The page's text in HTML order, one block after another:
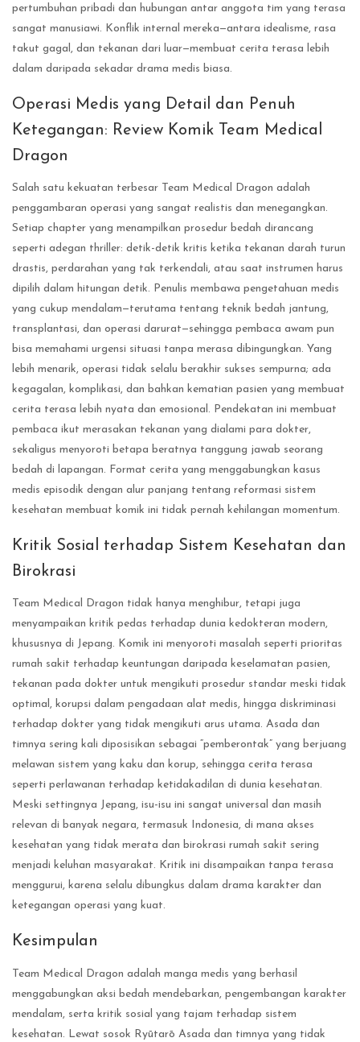
pertumbuhan pribadi dan hubungan antar anggota tim yang terasa
sangat manusiawi. Konflik internal mereka—antara idealisme, rasa
takut gagal, dan tekanan dari luar—membuat cerita terasa lebih
dalam daripada sekadar drama medis biasa.
Operasi Medis yang Detail dan Penuh
Ketegangan: Review Komik Team Medical
Dragon
Salah satu kekuatan terbesar Team Medical Dragon adalah
penggambaran operasi yang sangat realistis dan menegangkan.
Setiap chapter yang menampilkan prosedur bedah dirancang
seperti adegan thriller: detik-detik kritis ketika tekanan darah turun
drastis, perdarahan yang tak terkendali, atau saat instrumen harus
dipilih dalam hitungan detik. Penulis membawa pengetahuan medis
yang cukup mendalam—terutama tentang teknik bedah jantung,
transplantasi, dan operasi darurat—sehingga pembaca awam pun
bisa memahami urgensi situasi tanpa merasa dibingungkan. Yang
lebih menarik, operasi tidak selalu berakhir sukses sempurna; ada
kegagalan, komplikasi, dan bahkan kematian pasien yang membuat
cerita terasa lebih nyata dan emosional. Pendekatan ini membuat
pembaca ikut merasakan tekanan yang dialami para dokter,
sekaligus menyoroti betapa beratnya tanggung jawab seorang
bedah di lapangan. Format cerita yang menggabungkan kasus
medis episodik dengan alur panjang tentang reformasi sistem
kesehatan membuat komik ini tidak pernah kehilangan momentum.
Kritik Sosial terhadap Sistem Kesehatan dan
Birokrasi
Team Medical Dragon tidak hanya menghibur, tetapi juga
menyampaikan kritik pedas terhadap dunia kedokteran modern,
khususnya di Jepang. Komik ini menyoroti masalah seperti prioritas
rumah sakit terhadap keuntungan daripada keselamatan pasien,
tekanan pada dokter untuk mengikuti prosedur standar meski tidak
optimal, korupsi dalam pengadaan alat medis, hingga diskriminasi
terhadap dokter yang tidak mengikuti arus utama. Asada dan
timnya sering kali diposisikan sebagai “pemberontak” yang berjuang
melawan sistem yang kaku dan korup, sehingga cerita terasa
seperti perlawanan terhadap ketidakadilan di dunia kesehatan.
Meski settingnya Jepang, isu-isu ini sangat universal dan masih
relevan di banyak negara, termasuk Indonesia, di mana akses
kesehatan yang tidak merata dan birokrasi rumah sakit sering
menjadi keluhan masyarakat. Kritik ini disampaikan tanpa terasa
menggurui, karena selalu dibungkus dalam drama karakter dan
ketegangan operasi yang kuat.
Kesimpulan
Team Medical Dragon adalah manga medis yang berhasil
menggabungkan aksi bedah mendebarkan, pengembangan karakter
mendalam, serta kritik sosial yang tajam terhadap sistem
kesehatan. Lewat sosok Ryūtarō Asada dan timnya yang tidak